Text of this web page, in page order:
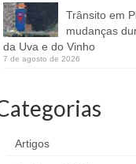
Trânsito em
mudanças
da Uva e do Vinho
7 de agosto de 2026
Artigos